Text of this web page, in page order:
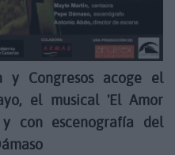
y Congresos acoge el
el musical 'El Amor
con escenografía del